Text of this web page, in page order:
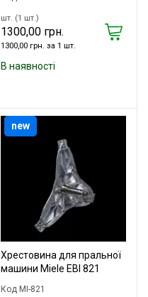
шт. (1 шт.)
1300,00 грн.
1300,00 грн. за 1 шт.
В наявності
Хрестовина для пральної
машини Miele EBI 821
Код MI-821
new